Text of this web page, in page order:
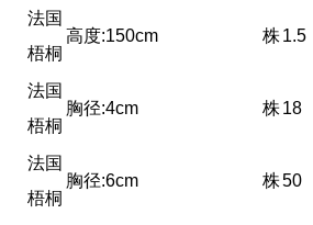
法国
梧桐
高度:150cm 株1.5
法国
梧桐
胸径:4cm 株18
法国
梧桐
胸径:6cm 株50